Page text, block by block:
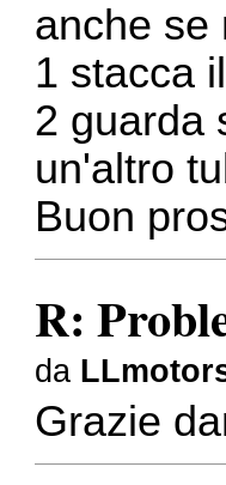
anche se
1 stacca
2 guarda
un'altro
Buon
R:
da
Grazie